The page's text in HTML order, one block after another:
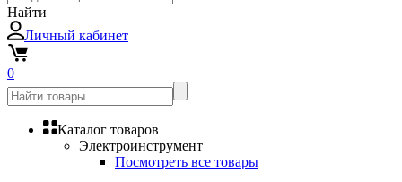
Найти
Личный кабинет
0
Каталог товаров
Электроинструмент
Посмотреть все товары